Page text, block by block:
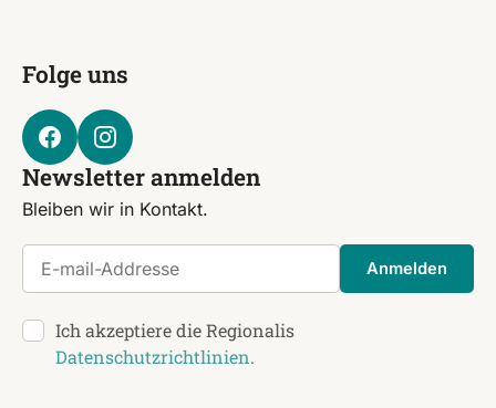
Folge uns
Newsletter anmelden
Bleiben wir in Kontakt.
E-mail-Addresse
Anmelden
Ich akzeptiere die Regionalis
Datenschutzrichtlinien.